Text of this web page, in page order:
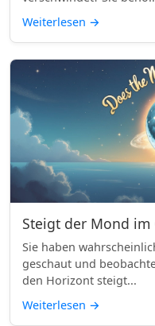
Weiterlesen →
Steigt der Mond im
Sie haben
geschaut und
den Horizont steigt...
Weiterlesen →